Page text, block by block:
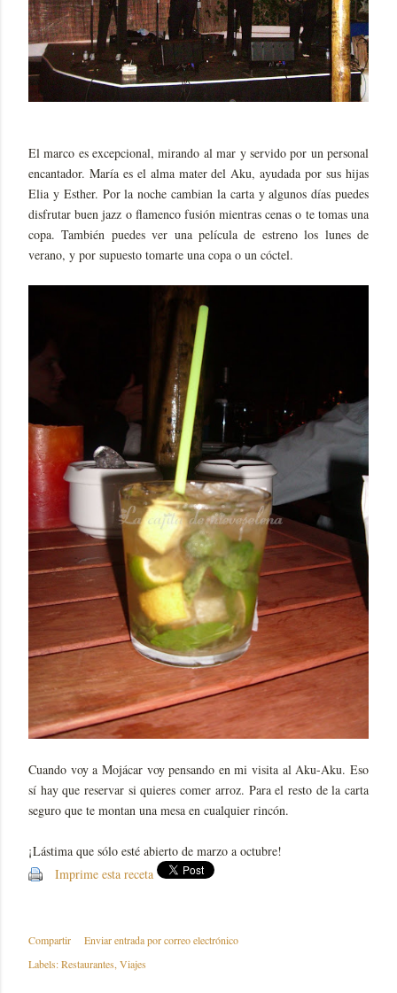
El marco es excepcional, mirando al mar y servido por un personal
encantador. María es el alma mater del Aku, ayudada por sus hijas
Elia y Esther. Por la noche cambian la carta y algunos días puedes
disfrutar buen jazz o flamenco fusión mientras cenas o te tomas una
copa. También puedes ver una película de estreno los lunes de
verano, y por supuesto tomarte una copa o un cóctel.
Cuando voy a Mojácar voy pensando en mi visita al Aku-Aku. Eso
sí hay que reservar si quieres comer arroz. Para el resto de la carta
seguro que te montan una mesa en cualquier rincón.
¡Lástima que sólo esté abierto de marzo a octubre!
Imprime esta receta
Compartir
Enviar entrada por correo electrónico
Labels:Restaurantes Viajes